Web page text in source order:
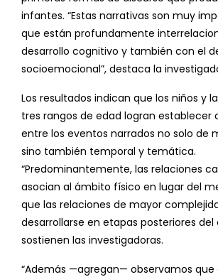
infantes. “Estas narrativas son muy
que están profundamente
desarrollo cognitivo y también con el
socioemocional”, destaca la
Los resultados indican que los niños y
tres rangos de edad logran establecer
entre los eventos narrados no solo de
sino también temporal y temática.
“Predominantemente, las relaciones
asocian al ámbito físico en lugar del
que las relaciones de mayor
desarrollarse en etapas posteriores del
sostienen las investigadoras.
“Además —agregan— observamos que